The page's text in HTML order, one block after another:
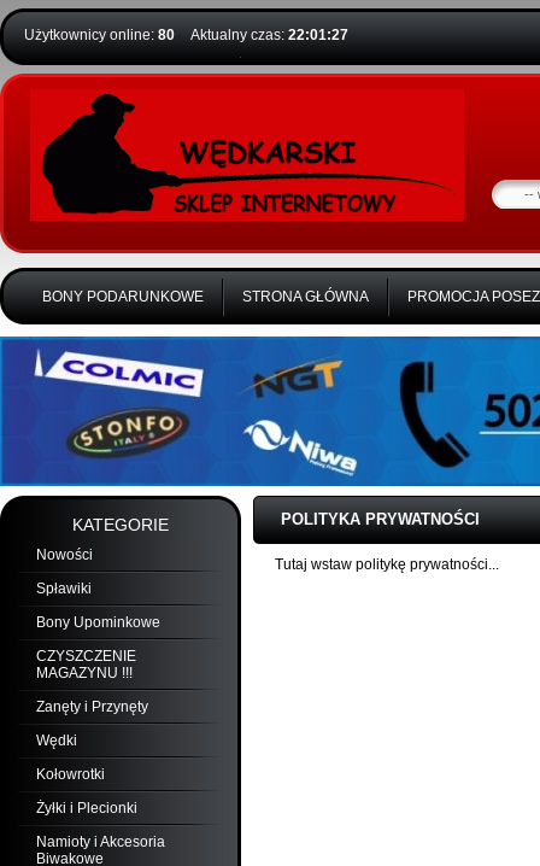
Użytkownicy online: 80 Aktualny czas: 22:01:27
BONY PODARUNKOWE STRONA GŁÓWNA PROMOCJA
KATEGORIE
Nowości
Spławiki
Bony Upominkowe
CZYSZCZENIE
MAGAZYNU !!!
Zanęty i Przynęty
Wędki
Kołowrotki
Żyłki i Plecionki
Namioty i Akcesoria
Biwakowe
POLITYKA PRYWATNOŚCI
Tutaj wstaw politykę prywatności...